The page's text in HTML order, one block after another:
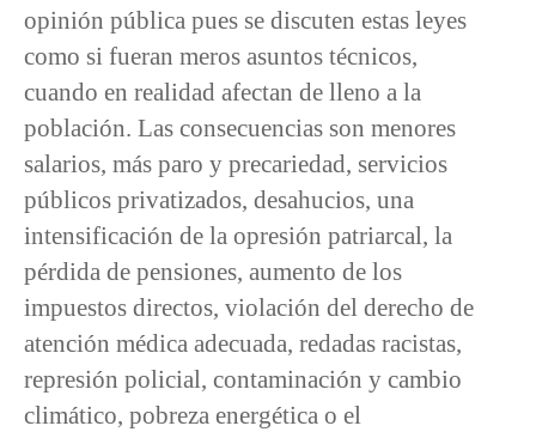
opinión pública pues se discuten estas leyes
como si fueran meros asuntos técnicos,
cuando en realidad afectan de lleno a la
población. Las consecuencias son menores
salarios, más paro y precariedad, servicios
públicos privatizados, desahucios, una
intensificación de la opresión patriarcal, la
pérdida de pensiones, aumento de los
impuestos directos, violación del derecho de
atención médica adecuada, redadas racistas,
represión policial, contaminación y cambio
climático, pobreza energética o el